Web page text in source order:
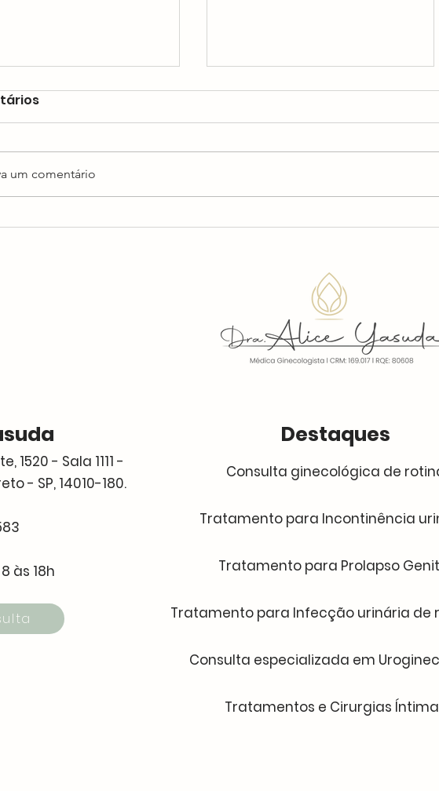
prevenir infecções
Está com dificuldades
um comentário
1520 - Sala 1111 -
- SP, 14010-180.
às 18h
Destaques
Consulta ginecológica de
Tratamento para Incontinência
Tratamento para Prolapso
Tratamento para Infecção urinária de
Consulta especializada em
Tratamentos e Cirurgias